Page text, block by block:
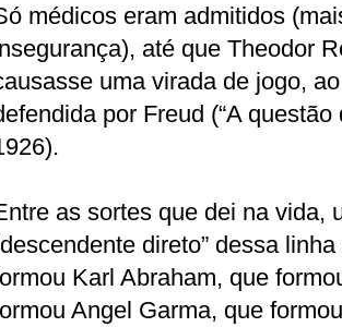
médicos eram admitidos
até que Theodor
uma virada de jogo,
por Freud (“A questão
as sortes que dei na vida,
direto” dessa
Karl Abraham, que
Angel Garma, que